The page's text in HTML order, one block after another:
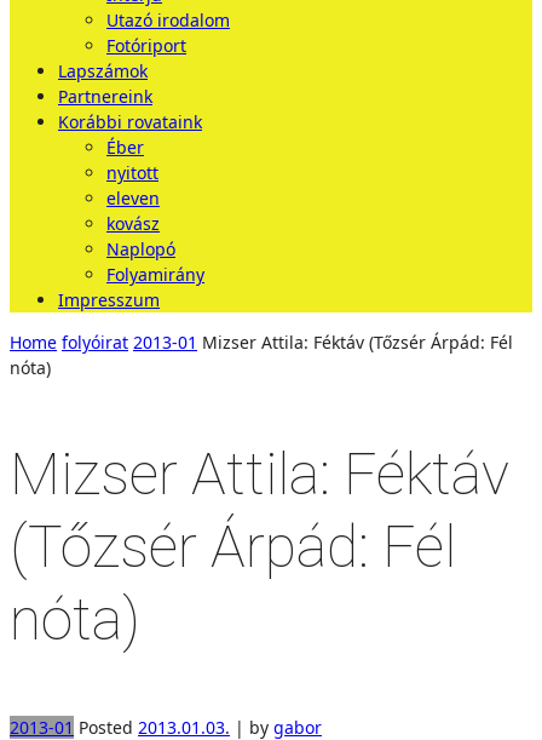
Utazó irodalom
Fotóriport
Lapszámok
Partnereink
Korábbi rovataink
Éber
nyitott
eleven
kovász
Naplopó
Folyamirány
Impresszum
Home folyóirat 2013-01 Mizser Attila: Féktáv (Tőzsér Árpád: Fél
nóta)
Mizser Attila: Féktáv
(Tőzsér Árpád: Fél
nóta)
2013-01 Posted 2013.01.03. | by gabor